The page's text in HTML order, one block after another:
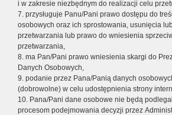
i w zakresie niezbędnym do realizacji celu
7. przysługuje Panu/Pani prawo dostępu do
osobowych oraz ich sprostowania, usunięcia
przetwarzania lub prawo do wniesienia
przetwarzania,
8. ma Pan/Pani prawo wniesienia skargi do
Danych Osobowych,
9. podanie przez Pana/Panią danych
(dobrowolne) w celu udostępnienia strony
10. Pana/Pani dane osobowe nie będą
procesom podejmowania decyzji przez